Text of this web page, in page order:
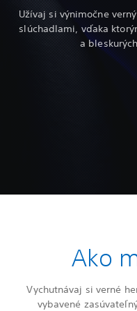
Užívaj si výnimočne
slúchadlami, vďaka
a
Ako
Vychutnávaj si verné
vybavené